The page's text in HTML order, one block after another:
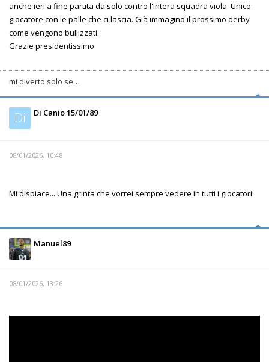
anche ieri a fine partita da solo contro l'intera squadra viola. Unico
giocatore con le palle che ci lascia. Già immagino il prossimo derby
come vengono bullizzati.
Grazie presidentissimo
mi diverto solo se…
Di Di Canio 15/01/89
08/01/2026, 10:48
Mi dispiace... Una grinta che vorrei sempre vedere in tutti i giocatori.
Manuel89
08/01/2026, 13:26